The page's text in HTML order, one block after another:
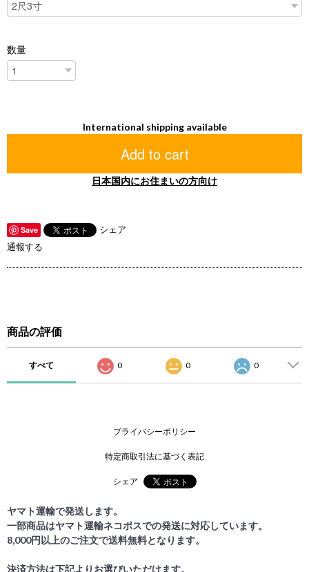
数量
International shipping available
Add to cart
日本国内にお住まいの方向け
Save
シェア
通報する
商品の評価
すべて 0 0 0
プライバシーポリシー
特定商取引法に基づく表記
シェア
ヤマト運輸で発送します。
一部商品はヤマト運輸ネコポスでの発送に対応しています。
8,000円以上のご注文で送料無料となります。
決済方法は下記よりお選びいただけます。